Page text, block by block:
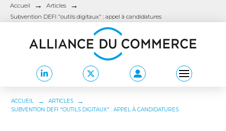
Accueil → Articles →
Subvention DEFI "outils digitaux" : appel à candidatures
ACCUEIL → ARTICLES →
SUBVENTION DEFI "OUTILS DIGITAUX" : APPEL À CANDIDATURES